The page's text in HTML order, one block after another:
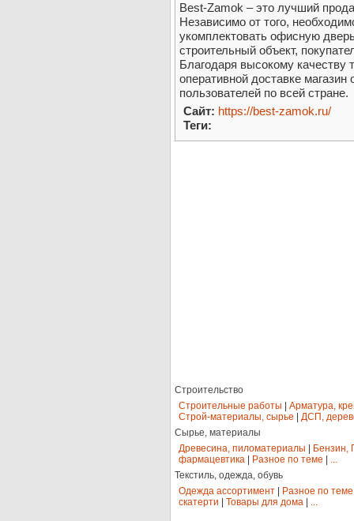
Best-Zamok – это лучший
Независимо от того,
укомплектовать офисную
строительный объект,
Благодаря высокому качеству
оперативной доставке
пользователей по всей стране.
Сайт: https://best-zamok.ru/
Теги:
Строительство
Строительные работы
Арматура,
Строй-материалы, сырье
ДСП,
Сырье, материалы
Древесина, пиломатериалы
Бензин,
фармацевтика
Разное по теме
...
Текстиль, одежда, обувь
Одежда ассортимент
Разное по теме
скатерти
Товары для дома ...